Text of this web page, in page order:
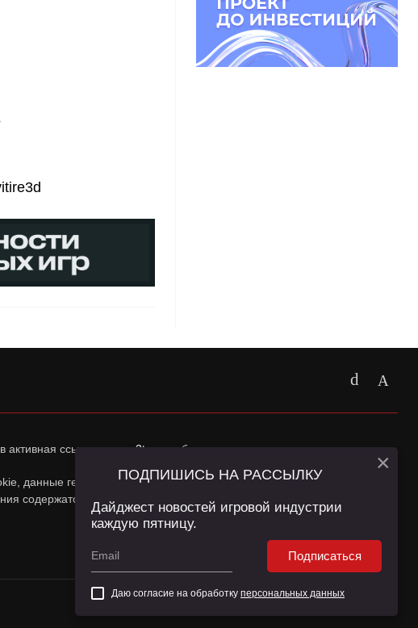
3d
активная ссылка наapp2top.ruобязательна.
данные геолокации Пользователей сайта и сервис «Яндекс
содержатся в
Политике конфиденциальностии
ПОДПИШИСЬ НА РАССЫЛКУ
Дайджест новостей игровой индустрии
каждую пятницу.
Подписаться
Даю согласие на обработку персональных данных
×